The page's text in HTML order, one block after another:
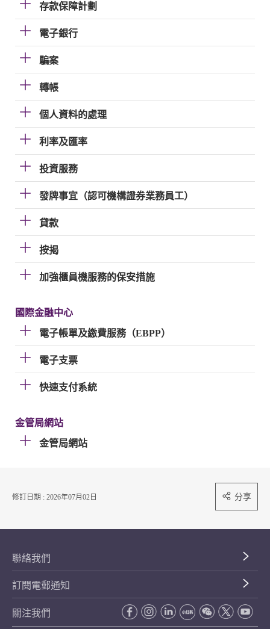
存款保障計劃
電子銀行
騙案
轉帳
個人資料的處理
利率及匯率
投資服務
發牌事宜（認可機構證券業務員工）
貸款
按揭
加強櫃員機服務的保安措施
國際金融中心
電子帳單及繳費服務（EBPP）
電子支票
快速支付系統
金管局網站
金管局網站
修訂日期 : 2026年07月02日 分享
聯絡我們
訂閱電郵通知
關注我們